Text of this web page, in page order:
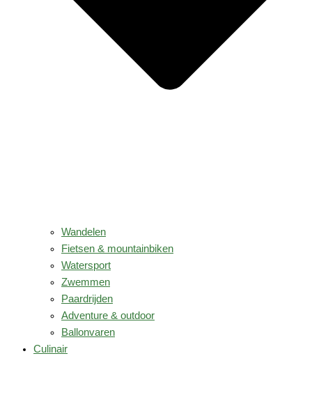
Wandelen
Fietsen & mountainbiken
Watersport
Zwemmen
Paardrijden
Adventure & outdoor
Ballonvaren
Culinair